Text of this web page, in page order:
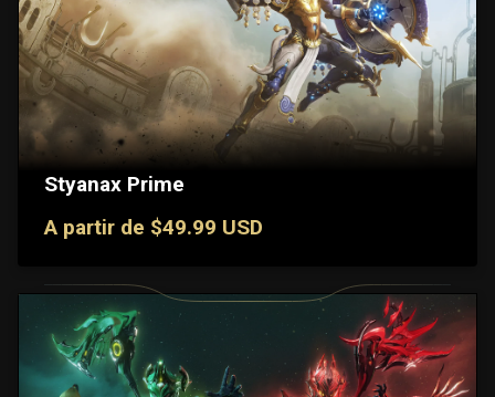
Styanax Prime
A partir de $49.99 USD